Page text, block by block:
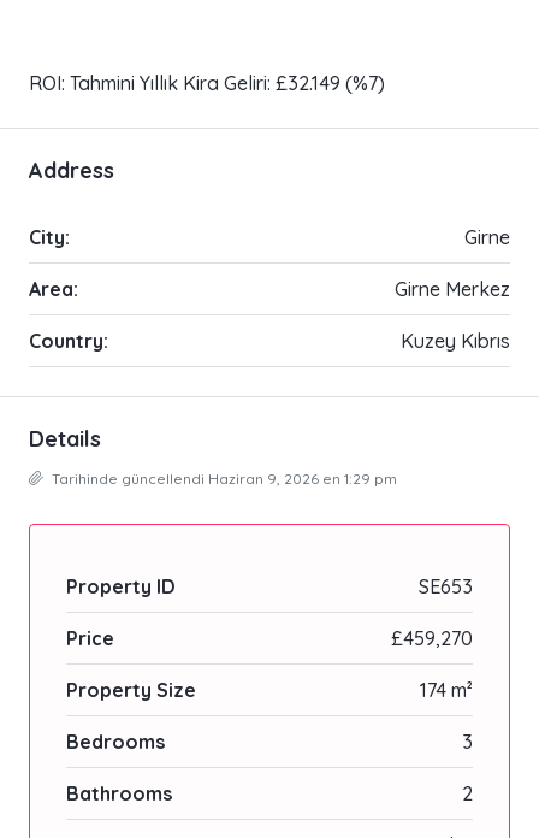
ROI: Tahmini Yıllık Kira Geliri: £32.149 (%7)
Address
City: Girne
Area: Girne Merkez
Country: Kuzey Kıbrıs
Details
Tarihinde güncellendi Haziran 9, 2026 en 1:29 pm
Property ID SE653
Price £459,270
Property Size 174 m²
Bedrooms 3
Bathrooms 2